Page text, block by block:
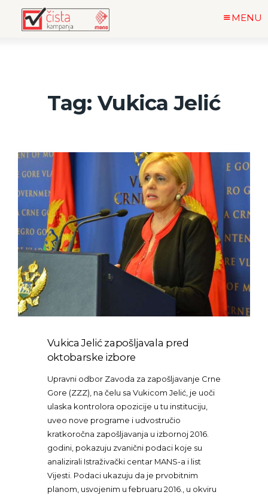
MENU
Tag: Vukica Jelić
Vukica Jelić zapošljavala pred
oktobarske izbore
Upravni odbor Zavoda za zapošljavanje Crne
Gore (ZZZ), na čelu sa Vukicom Jelić, je uoči
ulaska kontrolora opozicije u tu instituciju,
uveo nove programe i udvostručio
kratkoročna zapošljavanja u izbornoj 2016.
godini, pokazuju zvanični podaci koje su
analizirali Istraživački centar MANS-a i list
Vijesti. Podaci ukazuju da je prvobitnim
planom, usvojenim u februaru 2016., u okviru